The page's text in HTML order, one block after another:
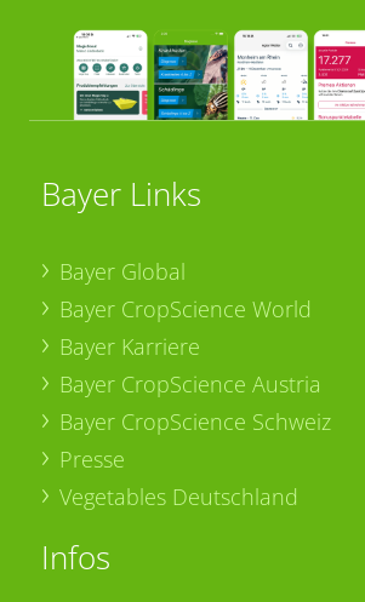
Bayer Links
Bayer Global
Bayer CropScience World
Bayer Karriere
Bayer CropScience Austria
Bayer CropScience Schweiz
Presse
Vegetables Deutschland
Infos